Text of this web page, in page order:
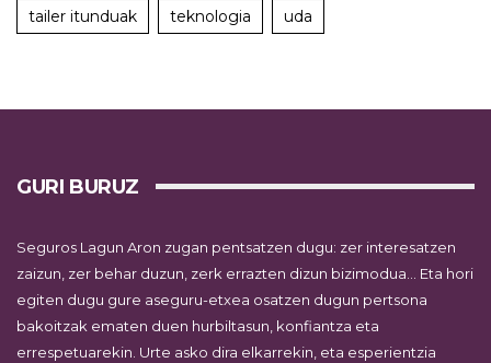
tailer itunduak teknologia uda
GURI BURUZ
Seguros Lagun Aron zugan pentsatzen dugu: zer interesatzen
zaizun, zer behar duzun, zerk errazten dizun bizimodua… Eta hori
egiten dugu gure aseguru-etxea osatzen dugun pertsona
bakoitzak ematen duen hurbiltasun, konfiantza eta
errespetuarekin. Urte asko dira elkarrekin, eta esperientzia